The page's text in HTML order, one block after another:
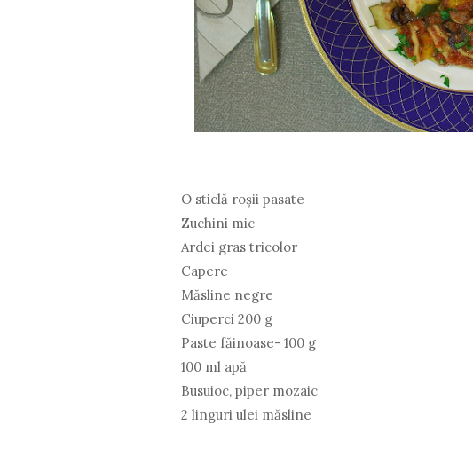
O sticlă roșii pasate
Zuchini mic
Ardei gras tricolor
Capere
Măsline negre
Ciuperci 200 g
Paste făinoase- 100 g
100 ml apă
Busuioc, piper mozaic
2 linguri ulei măsline